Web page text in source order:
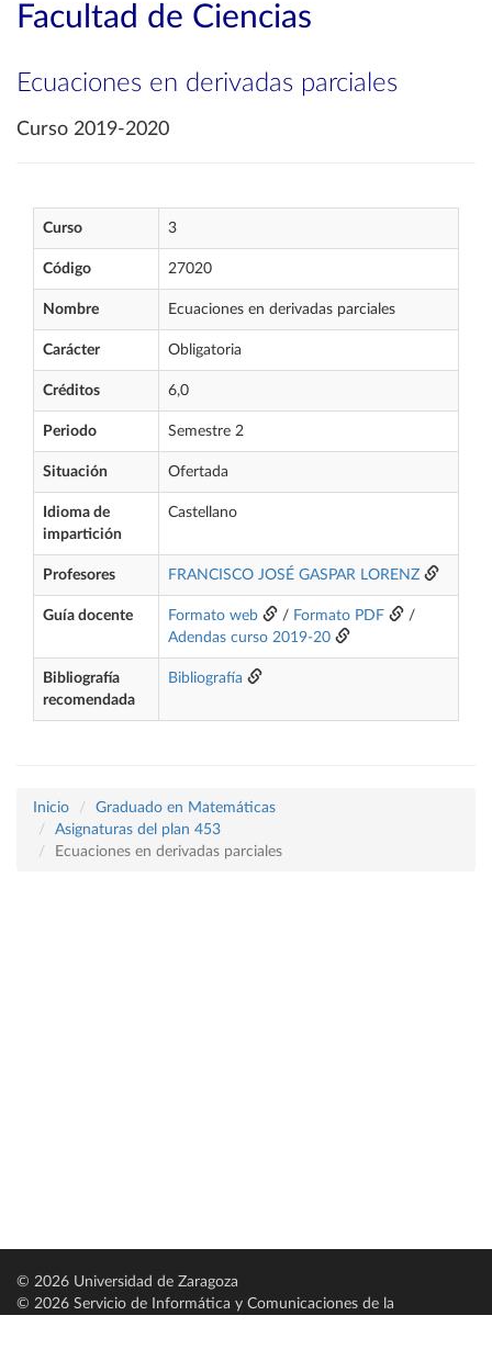
Facultad de Ciencias
Ecuaciones en derivadas parciales
Curso 2019-2020
Curso 3
Código 27020
Nombre Ecuaciones en derivadas parciales
Carácter Obligatoria
Créditos 6,0
Periodo Semestre 2
Situación Ofertada
Idioma de
impartición
Castellano
Profesores FRANCISCO JOSÉ GASPAR LORENZ
Guía docente Formato web / Formato PDF
/
Adendas curso 2019-20
Bibliografía
recomendada
Bibliografía
Inicio
Graduado en Matemáticas
Asignaturas del plan 453
Ecuaciones en derivadas parciales
© 2026 Universidad de Zaragoza
© 2026 Servicio de Informática y Comunicaciones de la